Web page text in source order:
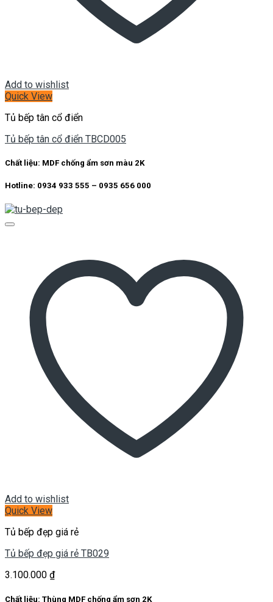
Add to wishlist
Quick View
Tủ bếp tân cổ điển
Tủ bếp tân cổ điển TBCD005
Chất liệu: MDF chống ẩm sơn màu 2K
Hotline: 0934 933 555 – 0935 656 000
Add to wishlist
Quick View
Tủ bếp đẹp giá rẻ
Tủ bếp đẹp giá rẻ TB029
3.100.000 ₫
Chất liệu: Thùng MDF chống ẩm sơn 2K